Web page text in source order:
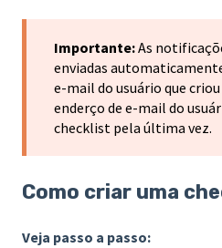
Importante:As
enviadas
e-mail do usuário que
enderço de e-mail do
checklist pela última vez.
Como criar uma
Veja passo a passo: